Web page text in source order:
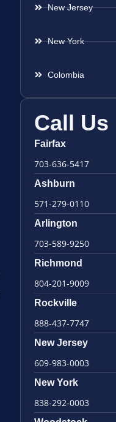
New Jersey
New York
Colombia
Call Us
Fairfax
703-636-5417
Ashburn
571-279-0110
Arlington
703-589-9250
Richmond
804-201-9009
Rockville
888-437-7747
New Jersey
609-983-0003
New York
838-292-0003